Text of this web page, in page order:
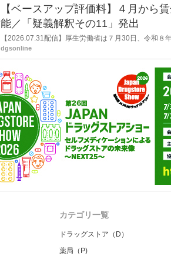
【ベースアップ評価料】４月から
能／「疑義解釈その11」発出
【2026.07.31配信】厚生労働省は７月30日、令和８
dgsonline
カテゴリ一覧
ドラッグストア（D）
薬局（P)